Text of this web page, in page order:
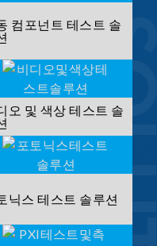
컴포넌트 테스트 솔
오 및 색상 테스트 솔
닉스 테스트 솔루션